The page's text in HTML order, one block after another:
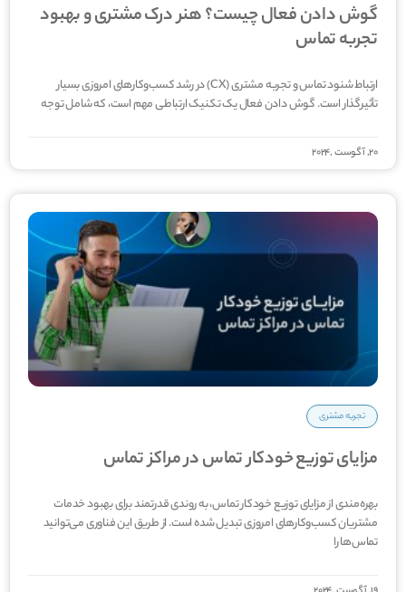
گوش دادن فعال چیست؟ هنر درک مشتری و بهبود
تجربه تماس
ارتباط شنود تماس و تجربه مشتری (CX) در رشد کسب‌وکارهای امروزی بسیار
تأثیرگذار است. گوش دادن فعال یک تکنیک ارتباطی مهم است، که شامل توجه
20, آگوست ,2024
تجربه مشتری
مزایای توزیع خودکار تماس در مراکز تماس
بهره­‌مندی از مزایای توزیع خودکار تماس، به روندی قدرتمند برای بهبود خدمات
مشتریان کسب‌وکارهای امروزی تبدیل شده است. از طریق این فناوری می‌­توانید
تماس‌ها را